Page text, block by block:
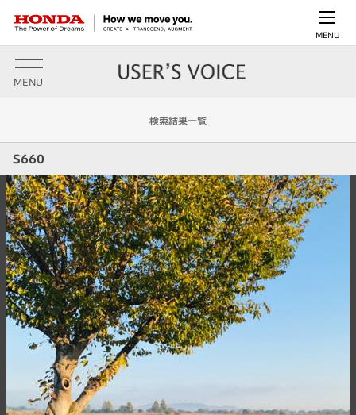
MENU
MENU
検索結果一覧
S660